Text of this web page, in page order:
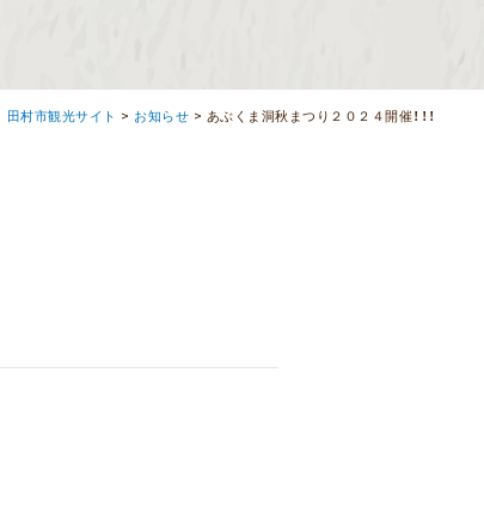
田村市観光サイト > お知らせ > あぶくま洞秋まつり２０２４開催！！！